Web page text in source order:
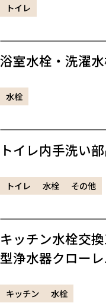
トイレ
浴室水栓・洗濯
水栓
トイレ内手洗い
トイレ 水栓 その他
キッチン水栓交
型浄水器クローレ
キッチン 水栓